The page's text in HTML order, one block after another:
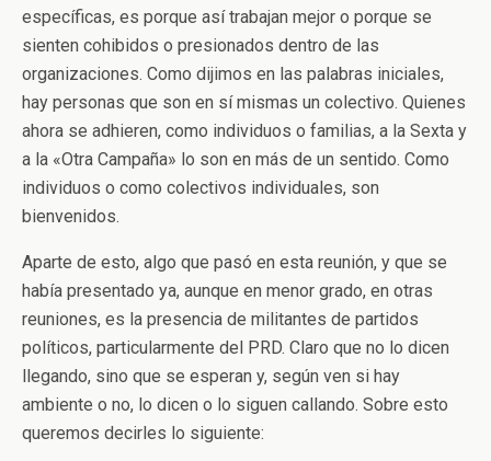
específicas, es porque así trabajan mejor o porque se
sienten cohibidos o presionados dentro de las
organizaciones. Como dijimos en las palabras iniciales,
hay personas que son en sí mismas un colectivo. Quienes
ahora se adhieren, como individuos o familias, a la Sexta y
a la «Otra Campaña» lo son en más de un sentido. Como
individuos o como colectivos individuales, son
bienvenidos.
Aparte de esto, algo que pasó en esta reunión, y que se
había presentado ya, aunque en menor grado, en otras
reuniones, es la presencia de militantes de partidos
políticos, particularmente del PRD. Claro que no lo dicen
llegando, sino que se esperan y, según ven si hay
ambiente o no, lo dicen o lo siguen callando. Sobre esto
queremos decirles lo siguiente: